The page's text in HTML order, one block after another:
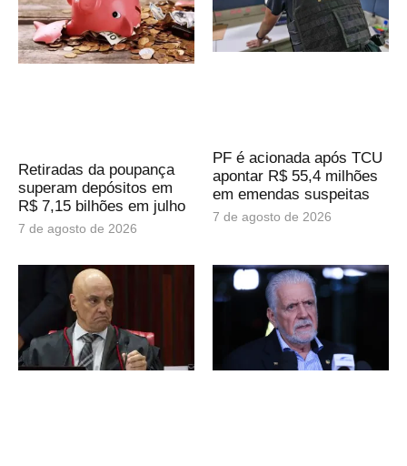
Retiradas da poupança
superam depósitos em
R$ 7,15 bilhões em julho
7 de agosto de 2026
PF é acionada após TCU
apontar R$ 55,4 milhões
em emendas suspeitas
7 de agosto de 2026